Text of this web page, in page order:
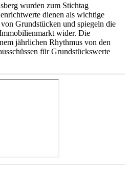
wurden zum Stichtag
dienen als wichtige
Grundstücken und spiegeln die
wider. Die
jährlichen Rhythmus von den
für Grundstückswerte